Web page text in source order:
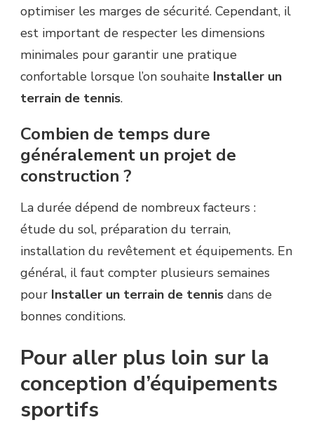
optimiser les marges de sécurité. Cependant, il
est important de respecter les dimensions
minimales pour garantir une pratique
confortable lorsque l’on souhaite Installer un
terrain de tennis.
Combien de temps dure
généralement un projet de
construction ?
La durée dépend de nombreux facteurs :
étude du sol, préparation du terrain,
installation du revêtement et équipements. En
général, il faut compter plusieurs semaines
pour Installer un terrain de tennis dans de
bonnes conditions.
Pour aller plus loin sur la
conception d’équipements
sportifs